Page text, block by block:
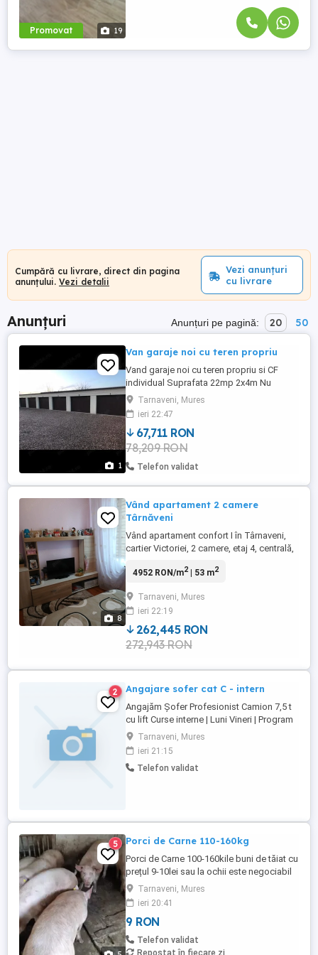
Promovat 19
Cumpără cu livrare, direct din pagina
anunțului. Vezi detalii
Vezi anunțuri
cu livrare
Anunțuri Anunțuri pe pagină: 20 50
1
Van garaje noi cu teren propriu
Vand garaje noi cu teren propriu si CF
individual Suprafata 22mp 2x4m Nu
raspund la mesaje
Tarnaveni, Mures
ieri 22:47
67,711 RON
78,209 RON
Telefon validat
8
Vând apartament 2 camere
Târnăveni
Vând apartament confort I în Târnaveni,
cartier Victoriei, 2 camere, etaj 4, centrală,
Se vinde semi-mobilat (fără mobila din
Merită văzut. Mai multe informații la tel: (
4952 RON/m2| 53 m2
Tarnaveni, Mures
ieri 22:19
262,445 RON
272,943 RON
2 Angajare sofer cat C - intern
Angajăm Șofer Profesionist Camion 7,5 t
cu lift Curse interne | Luni Vineri | Program
stabil Căutăm un șofer responsabil și
serios, pentru un camion de 7,5 tone cu
lift, într-un mediu de lucru corect, stabil și
respectuos. Acest post este unul
Tarnaveni, Mures
ieri 21:15
Telefon validat
5 Porci de Carne 110-160kg
Porci de Carne 100-160kile buni de tăiat cu
prețul 9-10lei sau la ochii este negociabil
la bucată.Negociabil asigur transport in
zonă Detalii la telefon
Tarnaveni, Mures
ieri 20:41
9 RON
Telefon validat
Repostat în fiecare zi